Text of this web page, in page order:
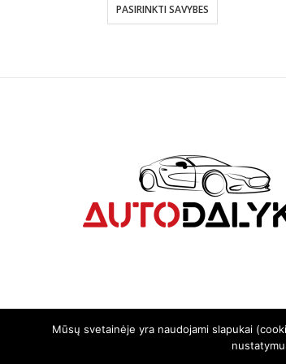
through
PASIRINKTI SAVYBES
Mūsų svetainėje yra naudojami slapukai